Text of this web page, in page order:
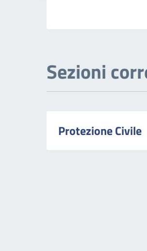
Sezioni
Protezione Civile